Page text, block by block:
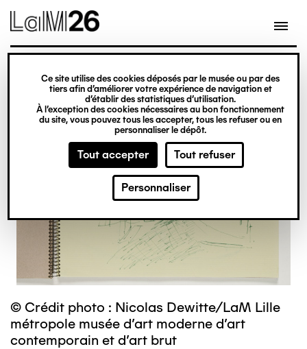
Gestion des cookies
Ce site utilise des cookies déposés par le musée ou par des
tiers afin d’améliorer votre expérience de navigation et
d’établir des statistiques d’utilisation.
À l’exception des cookies nécessaires au bon fonctionnement
du site, vous pouvez tous les accepter, tous les refuser ou en
personnaliser le dépôt.
Tout accepter Tout refuser
Personnaliser
contenu
© Crédit photo : Nicolas Dewitte/LaM Lille
métropole musée d’art moderne d’art
contemporain et d’art brut